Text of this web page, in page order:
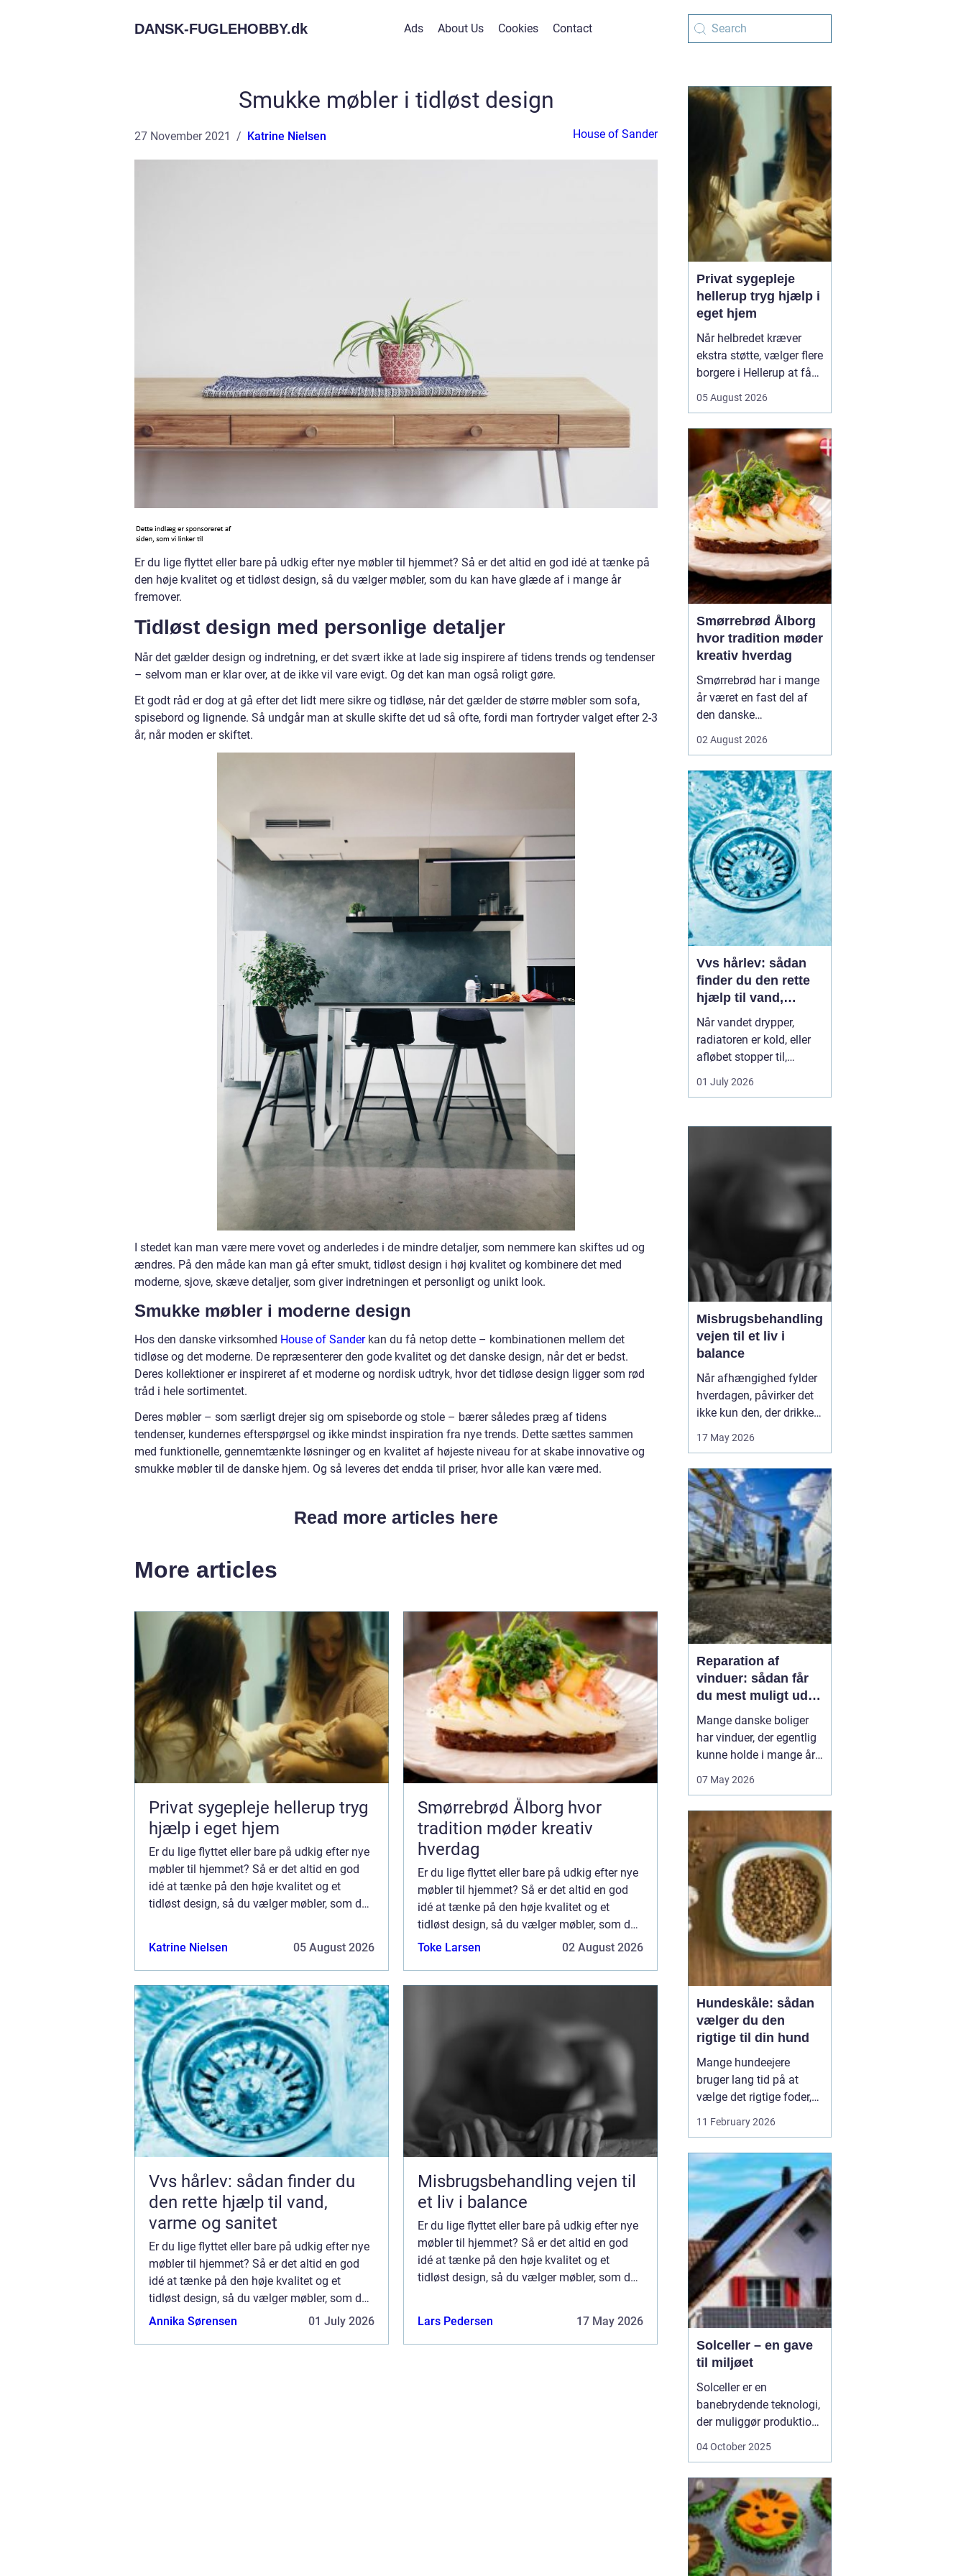
DANSK-FUGLEHOBBY.dk Ads About Us Cookies Contact
Smukke møbler i tidløst design
27 November 2021 Katrine Nielsen House of Sander
Er du lige flyttet eller bare på udkig efter nye møbler til hjemmet? Så er det altid en god idé at tænke på
den høje kvalitet og et tidløst design, så du vælger møbler, som du kan have glæde af i mange år
fremover.
Tidløst design med personlige detaljer
Når det gælder design og indretning, er det svært ikke at lade sig inspirere af tidens trends og tendenser
– selvom man er klar over, at de ikke vil vare evigt. Og det kan man også roligt gøre.
Et godt råd er dog at gå efter det lidt mere sikre og tidløse, når det gælder de større møbler som sofa,
spisebord og lignende. Så undgår man at skulle skifte det ud så ofte, fordi man fortryder valget efter 2-3
år, når moden er skiftet.
I stedet kan man være mere vovet og anderledes i de mindre detaljer, som nemmere kan skiftes ud og
ændres. På den måde kan man gå efter smukt, tidløst design i høj kvalitet og kombinere det med
moderne, sjove, skæve detaljer, som giver indretningen et personligt og unikt look.
Smukke møbler i moderne design
Hos den danske virksomhed House of Sanderkan du få netop dette – kombinationen mellem det
tidløse og det moderne. De repræsenterer den gode kvalitet og det danske design, når det er bedst.
Deres kollektioner er inspireret af et moderne og nordisk udtryk, hvor det tidløse design ligger som rød
tråd i hele sortimentet.
Deres møbler – som særligt drejer sig om spiseborde og stole – bærer således præg af tidens
tendenser, kundernes efterspørgsel og ikke mindst inspiration fra nye trends. Dette sættes sammen
med funktionelle, gennemtænkte løsninger og en kvalitet af højeste niveau for at skabe innovative og
smukke møbler til de danske hjem. Og så leveres det endda til priser, hvor alle kan være med.
Read more articles here
More articles
Privat sygepleje hellerup tryg
hjælp i eget hjem
Er du lige flyttet eller bare på udkig efter nye
møbler til hjemmet? Så er det altid en god
idé at tænke på den høje kvalitet og et
tidløst design, så du vælger møbler, som du
Katrine Nielsen 05 August 2026
Smørrebrød Ålborg hvor
tradition møder kreativ
hverdag
Er du lige flyttet eller bare på udkig efter nye
møbler til hjemmet? Så er det altid en god
idé at tænke på den høje kvalitet og et
tidløst design, så du vælger møbler, som du
kan have glæde af i mange år fremover.
Toke Larsen 02 August 2026
Vvs hårlev: sådan finder du
den rette hjælp til vand,
varme og sanitet
Er du lige flyttet eller bare på udkig efter nye
møbler til hjemmet? Så er det altid en god
idé at tænke på den høje kvalitet og et
tidløst design, så du vælger møbler, som du
kan have glæde af i mange år fremover.
Annika Sørensen 01 July 2026
Misbrugsbehandling vejen til
et liv i balance
Er du lige flyttet eller bare på udkig efter nye
møbler til hjemmet? Så er det altid en god
idé at tænke på den høje kvalitet og et
tidløst design, så du vælger møbler, som du
Lars Pedersen 17 May 2026
Privat sygepleje
hellerup tryg hjælp i
eget hjem
Når helbredet kræver
ekstra støtte, vælger flere
borgere i Hellerup at få
sygepleje i hjemmet. Det
nærvær og kontinuitet i
hverdagen, som kan
være svær at finde i et
travlt offentligt
sundhedsvæsen. Med
privat ...
05 August 2026
Smørrebrød Ålborg
hvor tradition møder
kreativ hverdag
Smørrebrød har i mange
år været en fast del af
den danske
Aalborg har klassikeren
en blanding af klassiske
stykker, lokale råvarer og
moderne anretninger, der
taler til både den travle
hverdag og de sæ...
02 August 2026
Vvs hårlev: sådan
finder du den rette
hjælp til vand,
varme og sanitet
Når vandet drypper,
radiatoren er kold, eller
afløbet stopper til,
mærker du hurtigt, hvor
afhængig du er af
installationer. I Hårlev og
rolle for både private
01 July 2026
Misbrugsbehandling
vejen til et liv i
balance
Når afhængighed fylder
hverdagen, påvirker det
ikke kun den, der drikker,
medicin. Hele familien
Mange går længe alene
med problemerne, før de
søger hjælp. Her kan
misbrugsbehandling
være et afgørende...
17 May 2026
Reparation af
vinduer: sådan får
du mest muligt ud af
dine gamle rammer
Mange danske boliger
har vinduer, der egentlig
kunne holde i mange år
rigtige pleje. I stedet
for tidligt. Med den rette
reparation af vinduer
kan du bevare husets
oprindelige udtryk,
forbedre ko...
07 May 2026
Hundeskåle: sådan
vælger du den
rigtige til din hund
Mange hundeejere
bruger lang tid på at
vælge det rigtige foder,
men selve skålen bliver
ofte en eftertanke. Det er
har...
11 February 2026
Solceller – en gave
til miljøet
Solceller er en
banebrydende teknologi,
der muliggør produktion
af elektricitet ved at
kan man omdanne
solens energi til grøn
strøm, der kan bruges til
at drive husholdni...
04 October 2025